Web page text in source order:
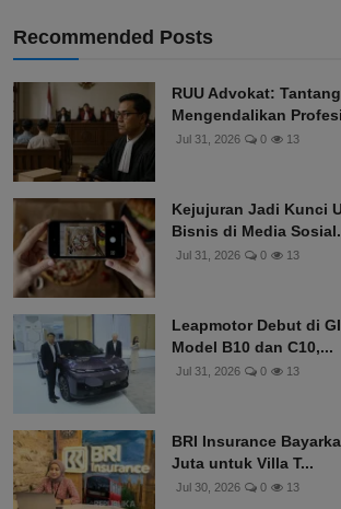
Recommended Posts
RUU Advokat:
Mengendalikan
Jul 31, 2026 0 13
Kejujuran Jadi Kunci
Bisnis di Media
Jul 31, 2026 0 13
Leapmotor Debut di
Model B10 dan C10,...
Jul 31, 2026 0 13
BRI Insurance
Juta untuk Villa T...
Jul 30, 2026 0 13